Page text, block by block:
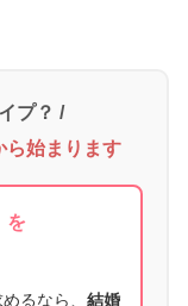
プ？ /
ら始まります
を
るなら、 結婚